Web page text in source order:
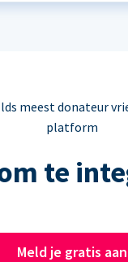
meest donateur
platform
te
Meld je gratis aan